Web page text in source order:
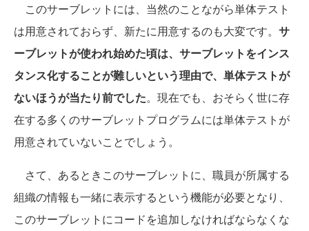
このサーブレットには、当然のことながら単体テスト
は用意されておらず、新たに用意するのも大変です。 サ
ーブレットが使われ始めた頃は、サーブレットをインス
タンス化することが難しいという理由で、単体テストが
ないほうが当たり前でした。現在でも、おそらく世に存
在する多くのサーブレットプログラムには単体テストが
用意されていないことでしょう。
さて、あるときこのサーブレットに、職員が所属する
組織の情報も一緒に表示するという機能が必要となり、
このサーブレットにコードを追加しなければならなくな